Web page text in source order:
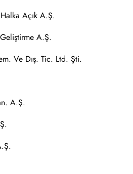
Açık A.Ş.
A.Ş.
Ve Dış. Tic. Ltd. Şti.
A.Ş.